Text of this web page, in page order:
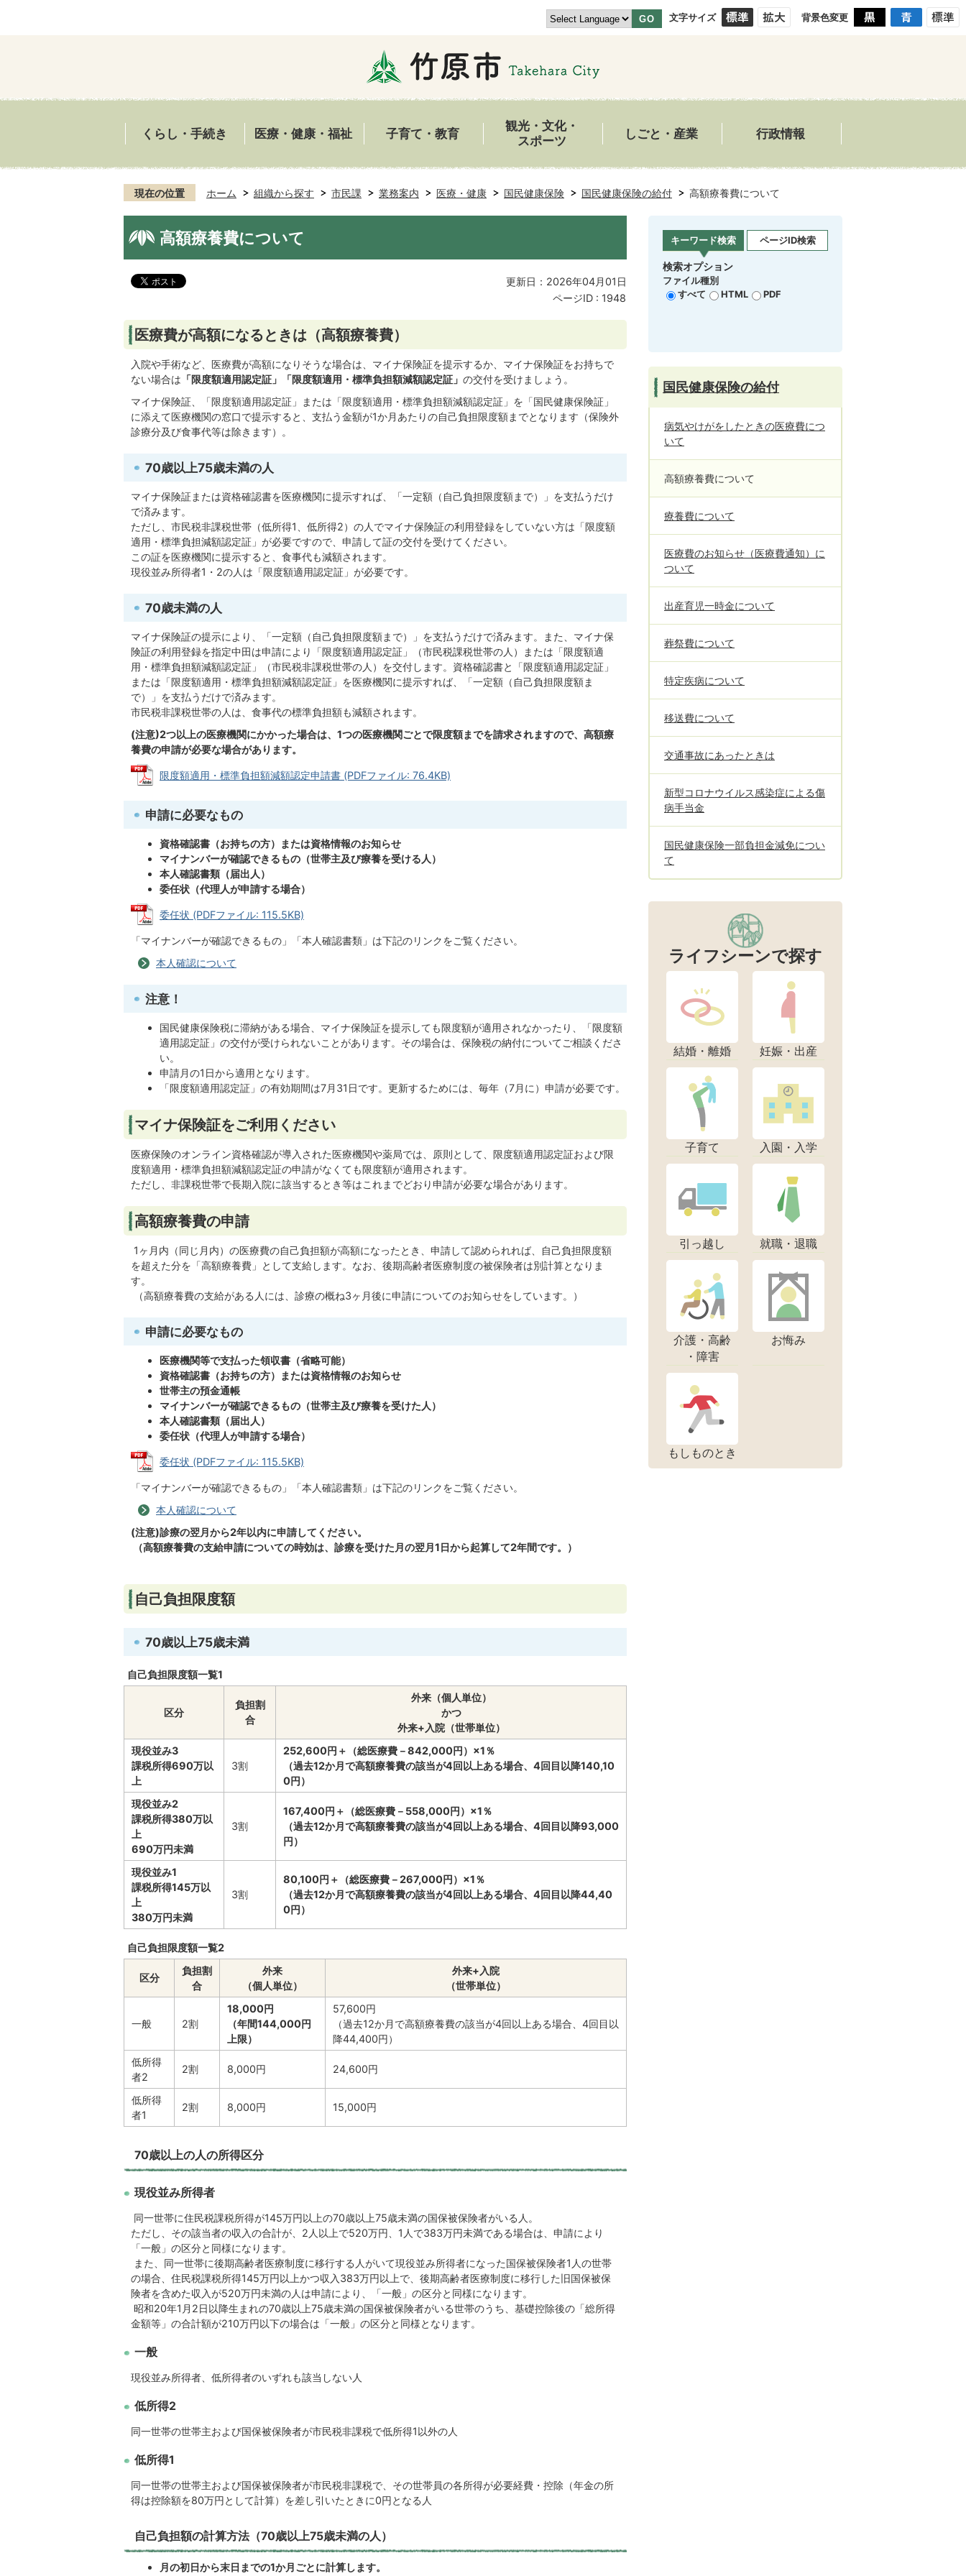
GO 文字サイズ 背景色変更
くらし・手続き 医療・健康・福祉 子育て・教育
観光・文化・
スポーツ
しごと・産業 行政情報
現在の位置 ホーム 組織から探す 市民課 業務案内 医療・健康 国民健康保険 国民健康保険の給付 高額療養費について
高額療養費について
更新日：2026年04月01日
ページID : 1948
医療費が高額になるときは（高額療養費）
入院や手術など、医療費が高額になりそうな場合は、マイナ保険証を提示するか、マイナ保険証をお持ちで
ない場合は 「限度額適用認定証」「限度額適用・標準負担額減額認定証」 の交付を受けましょう。
マイナ保険証、「限度額適用認定証」または「限度額適用・標準負担額減額認定証」を「国民健康保険証」
に添えて医療機関の窓口で提示すると、支払う金額が1か月あたりの自己負担限度額までとなります（保険外
診療分及び食事代等は除きます）。
70歳以上75歳未満の人
マイナ保険証または資格確認書を医療機関に提示すれば、「一定額（自己負担限度額まで）」を支払うだけ
で済みます。
ただし、市民税非課税世帯（低所得1、低所得2）の人でマイナ保険証の利用登録をしていない方は「限度額
適用・標準負担減額認定証」が必要ですので、申請して証の交付を受けてください。
この証を医療機関に提示すると、食事代も減額されます。
現役並み所得者1・2の人は「限度額適用認定証」が必要です。
70歳未満の人
マイナ保険証の提示により、「一定額（自己負担限度額まで）」を支払うだけで済みます。また、マイナ保
険証の利用登録を指定中田は申請により「限度額適用認定証」（市民税課税世帯の人）または「限度額適
用・標準負担額減額認定証」（市民税非課税世帯の人）を交付します。資格確認書と「限度額適用認定証」
または「限度額適用・標準負担額減額認定証」を医療機関に提示すれば、「一定額（自己負担限度額ま
で）」を支払うだけで済みます。
市民税非課税世帯の人は、食事代の標準負担額も減額されます。
(注意)2つ以上の医療機関にかかった場合は、1つの医療機関ごとで限度額までを請求されますので、高額療
養費の申請が必要な場合があります。
限度額適用・標準負担額減額認定申請書 (PDFファイル: 76.4KB)
申請に必要なもの
資格確認書（お持ちの方）または資格情報のお知らせ
マイナンバーが確認できるもの（世帯主及び療養を受ける人）
本人確認書類（届出人）
委任状（代理人が申請する場合）
委任状 (PDFファイル: 115.5KB)
「マイナンバーが確認できるもの」「本人確認書類」は下記のリンクをご覧ください。
本人確認について
注意！
国民健康保険税に滞納がある場合、マイナ保険証を提示しても限度額が適用されなかったり、「限度額
適用認定証」の交付が受けられないことがあります。その場合は、保険税の納付についてご相談くださ
い。
申請月の1日から適用となります。
「限度額適用認定証」の有効期間は7月31日です。更新するためには、毎年（7月に）申請が必要です。
マイナ保険証をご利用ください
医療保険のオンライン資格確認が導入された医療機関や薬局では、原則として、限度額適用認定証および限
度額適用・標準負担額減額認定証の申請がなくても限度額が適用されます。
ただし、非課税世帯で長期入院に該当するとき等はこれまでどおり申請が必要な場合があります。
高額療養費の申請
1ヶ月内（同じ月内）の医療費の自己負担額が高額になったとき、申請して認められれば、自己負担限度額
を超えた分を「高額療養費」として支給します。なお、後期高齢者医療制度の被保険者は別計算となりま
す。
（高額療養費の支給がある人には、診療の概ね3ヶ月後に申請についてのお知らせをしています。）
申請に必要なもの
医療機関等で支払った領収書（省略可能）
資格確認書（お持ちの方）または資格情報のお知らせ
世帯主の預金通帳
マイナンバーが確認できるもの（世帯主及び療養を受けた人）
本人確認書類（届出人）
委任状（代理人が申請する場合）
委任状 (PDFファイル: 115.5KB)
「マイナンバーが確認できるもの」「本人確認書類」は下記のリンクをご覧ください。
本人確認について
(注意)診療の翌月から2年以内に申請してください。
（高額療養費の支給申請についての時効は、診療を受けた月の翌月1日から起算して2年間です。）
自己負担限度額
70歳以上75歳未満
自己負担限度額一覧1
区分
負担割
合
外来（個人単位）
かつ
外来+入院（世帯単位）
現役並み3
課税所得690万以
上
3割
252,600円＋（総医療費－842,000円）×1％
（過去12か月で高額療養費の該当が4回以上ある場合、4回目以降140,10
0円）
現役並み2
課税所得380万以
上
690万円未満
3割
167,400円＋（総医療費－558,000円）×1％
（過去12か月で高額療養費の該当が4回以上ある場合、4回目以降93,000
円）
現役並み1
課税所得145万以
上
380万円未満
3割
80,100円＋（総医療費－267,000円）×1％
（過去12か月で高額療養費の該当が4回以上ある場合、4回目以降44,40
0円）
自己負担限度額一覧2
区分
負担割
合
外来
（個人単位）
外来+入院
（世帯単位）
一般 2割
18,000円
（年間144,000円
上限）
57,600円
（過去12か月で高額療養費の該当が4回以上ある場合、4回目以
降44,400円）
低所得
者2
2割 8,000円 24,600円
低所得
者1
2割 8,000円 15,000円
70歳以上の人の所得区分
現役並み所得者
同一世帯に住民税課税所得が145万円以上の70歳以上75歳未満の国保被保険者がいる人。
ただし、その該当者の収入の合計が、2人以上で520万円、1人で383万円未満である場合は、申請により
「一般」の区分と同様になります。
また、同一世帯に後期高齢者医療制度に移行する人がいて現役並み所得者になった国保被保険者1人の世帯
の場合、住民税課税所得145万円以上かつ収入383万円以上で、後期高齢者医療制度に移行した旧国保被保
険者を含めた収入が520万円未満の人は申請により、「一般」の区分と同様になります。
昭和20年1月2日以降生まれの70歳以上75歳未満の国保被保険者がいる世帯のうち、基礎控除後の「総所得
金額等」の合計額が210万円以下の場合は「一般」の区分と同様となります。
一般
現役並み所得者、低所得者のいずれも該当しない人
低所得2
同一世帯の世帯主および国保被保険者が市民税非課税で低所得1以外の人
低所得1
同一世帯の世帯主および国保被保険者が市民税非課税で、その世帯員の各所得が必要経費・控除（年金の所
得は控除額を80万円として計算）を差し引いたときに0円となる人
自己負担額の計算方法（70歳以上75歳未満の人）
月の初日から末日までの1か月ごとに計算します。
キーワード検索 ページID検索
検索オプション
ファイル種別
すべて
HTML PDF
国民健康保険の給付
病気やけがをしたときの医療費につ
いて
高額療養費について
療養費について
医療費のお知らせ（医療費通知）に
ついて
出産育児一時金について
葬祭費について
特定疾病について
移送費について
交通事故にあったときは
新型コロナウイルス感染症による傷
病手当金
国民健康保険一部負担金減免につい
て
ライフシーンで探す
結婚・離婚 妊娠・出産
子育て 入園・入学
引っ越し 就職・退職
介護・高齢
・障害
お悔み
もしものとき